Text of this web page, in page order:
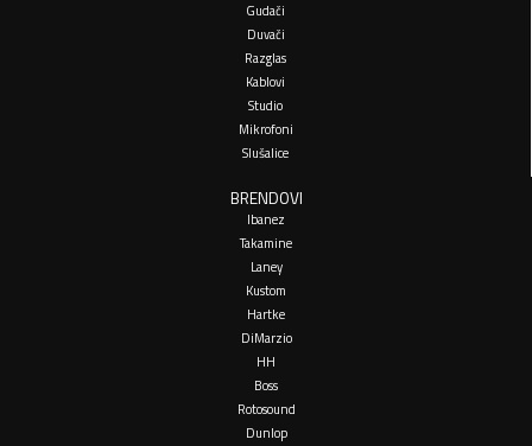
Gudači
Duvači
Razglas
Kablovi
Studio
Mikrofoni
Slušalice
BRENDOVI
Ibanez
Takamine
Laney
Kustom
Hartke
DiMarzio
HH
Boss
Rotosound
Dunlop